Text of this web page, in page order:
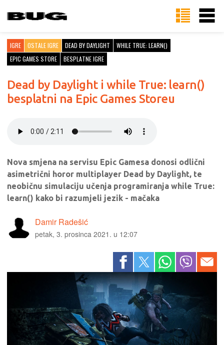
IGRE OSTALE IGRE DEAD BY DAYLIGHT
WHILE TRUE: LEARN()
EPIC GAMES STORE
BESPLATNE IGRE
Dead by Daylight i while True: learn()
besplatni na Epic Games Storeu
Nova smjena na servisu Epic Gamesa donosi odlični
asimetrični horor multiplayer Dead by Daylight, te
neobičnu simulaciju učenja programiranja while True:
learn() kako bi razumjeli jezik - mačaka
Damir Radešić
petak, 3. prosinca 2021. u 12:07